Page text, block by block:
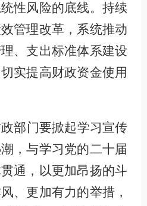
性风险的底线。 持续
管理改革，系统推动
、支出标准体系建设
切实提高财政资金使用
部门要掀起学习宣传
，与学习党的二十届
通，以更加昂扬的斗
、更加有力的举措，